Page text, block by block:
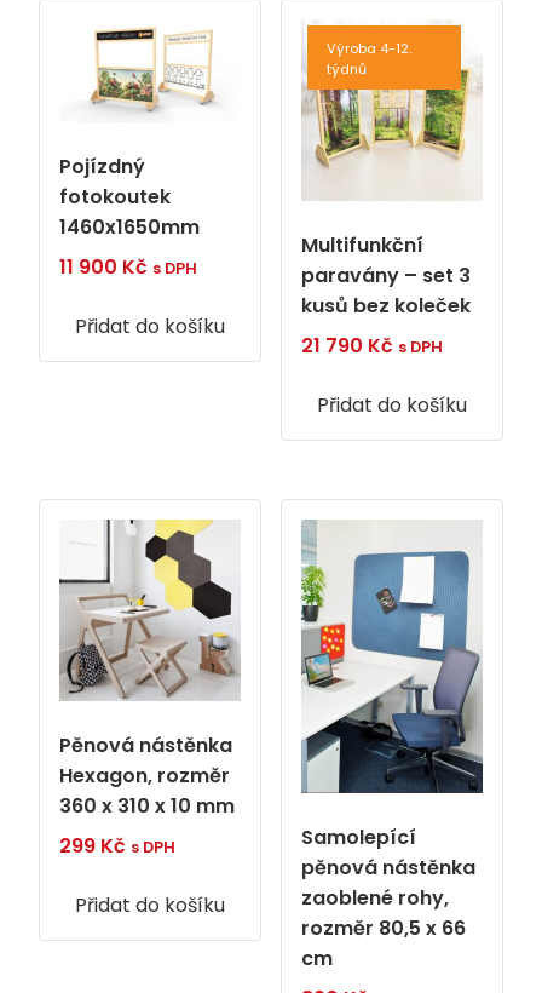
Pojízdný
fotokoutek
1460x1650mm
11 900 Kč s DPH
Přidat do košíku
Výroba 4-12.
týdnů
Multifunkční
paravány – set 3
kusů bez koleček
21 790 Kč s DPH
Přidat do košíku
Pěnová nástěnka
Hexagon, rozměr
360 x 310 x 10 mm
299 Kč s DPH
Přidat do košíku
Samolepící
pěnová nástěnka
zaoblené rohy,
rozměr 80,5 x 66
cm